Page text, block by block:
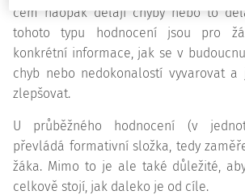
čem naopak dělají chyby nebo to
tohoto typu hodnocení jsou pro
konkrétní informace, jak se v
chyb nebo nedokonalostí vyvarovat
zlepšovat.
U průběžného hodnocení (v
převládá formativní složka, tedy
žáka. Mimo to je ale také důležité,
celkově stojí, jak daleko je od cíle.